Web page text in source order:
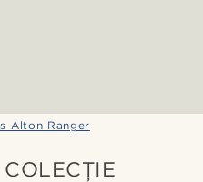
Alton Ranger